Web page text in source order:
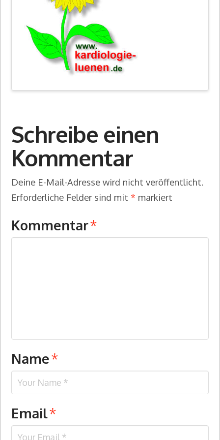
Schreibe einen
Kommentar
Deine E-Mail-Adresse wird nicht veröffentlicht.
Erforderliche Felder sind mit * markiert
Kommentar*
Name*
Email*